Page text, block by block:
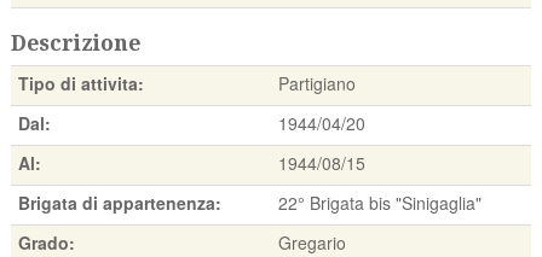
Descrizione
Tipo di attivita:
Partigiano
Dal:
1944/04/20
Al:
1944/08/15
Brigata di appartenenza:
22° Brigata bis "Sinigaglia"
Grado:
Gregario